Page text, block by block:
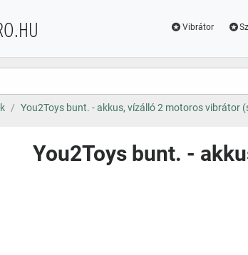
Vibrátor
You2Toys bunt. - akkus, vízálló 2 motoros vibrátor
You2Toys bunt. -